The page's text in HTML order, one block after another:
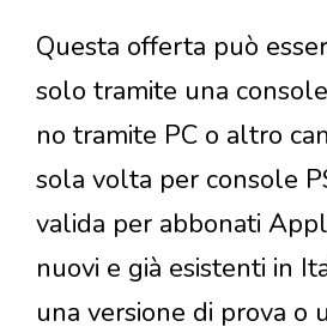
Questa offerta può
solo tramite una
no tramite PC o altro
sola volta per console
valida per abbonati
nuovi e già esistenti in
una versione di prova o